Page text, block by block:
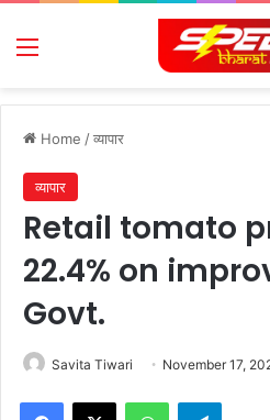
Menu
Home /व्यापार
व्यापार
Retail tomato
22.4% on
Govt.
Savita Tiwari November 17,
Facebook
X WhatsApp